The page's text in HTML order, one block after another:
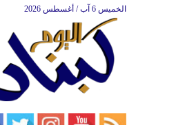
الخميس 6 آب / أغسطس 2026